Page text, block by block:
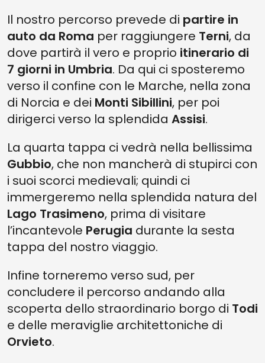
Il nostro percorso prevede di partire in
auto da Roma per raggiungere Terni, da
dove partirà il vero e proprio itinerario di
7 giorni in Umbria. Da qui ci sposteremo
verso il confine con le Marche, nella zona
di Norcia e dei Monti Sibillini, per poi
dirigerci verso la splendida Assisi.
La quarta tappa ci vedrà nella bellissima
Gubbio, che non mancherà di stupirci con
i suoi scorci medievali; quindi ci
immergeremo nella splendida natura del
Lago Trasimeno, prima di visitare
l’incantevole Perugia durante la sesta
tappa del nostro viaggio.
Infine torneremo verso sud, per
concludere il percorso andando alla
scoperta dello straordinario borgo di Todi
e delle meraviglie architettoniche di
Orvieto.